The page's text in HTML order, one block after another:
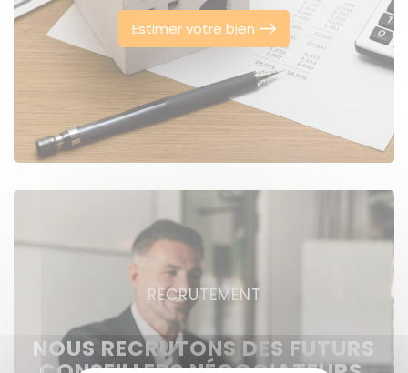
Estimer votre bien
RECRUTEMENT
NOUS RECRUTONS DES FUTURS